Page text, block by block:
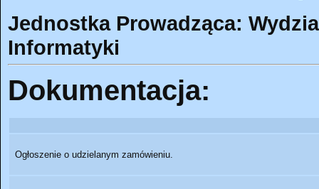
Jednostka Prowadząca:
Informatyki
Dokumentacja:
Ogłoszenie o udzielanym zamówieniu.